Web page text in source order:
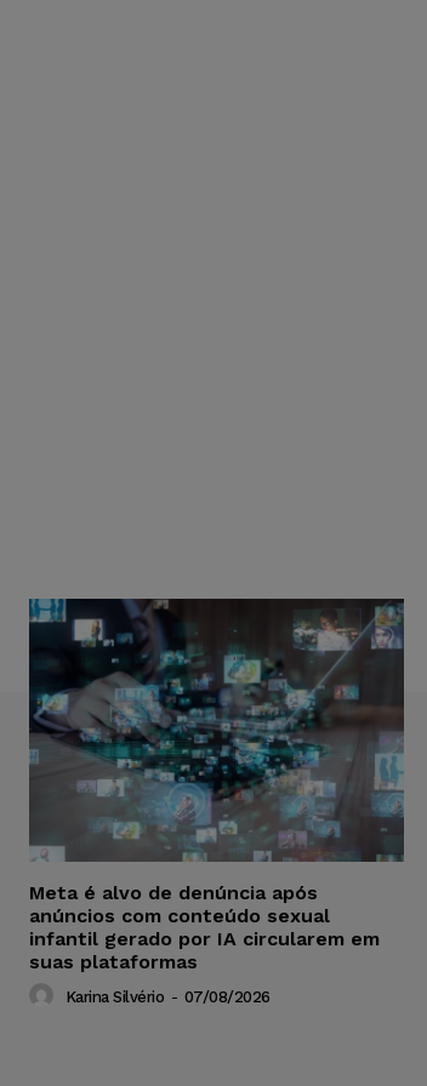
Meta é alvo de denúncia após
anúncios com conteúdo sexual
infantil gerado por IA circularem em
suas plataformas
Karina Silvério - 07/08/2026